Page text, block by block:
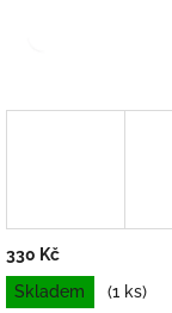
330 Kč
Měrná
cena:
Skladem (1 ks)